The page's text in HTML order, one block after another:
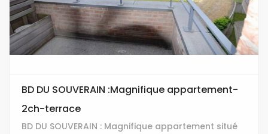
BD DU SOUVERAIN :Magnifique appartement-
2ch-terrace
BD DU SOUVERAIN : Magnifique appartement situé